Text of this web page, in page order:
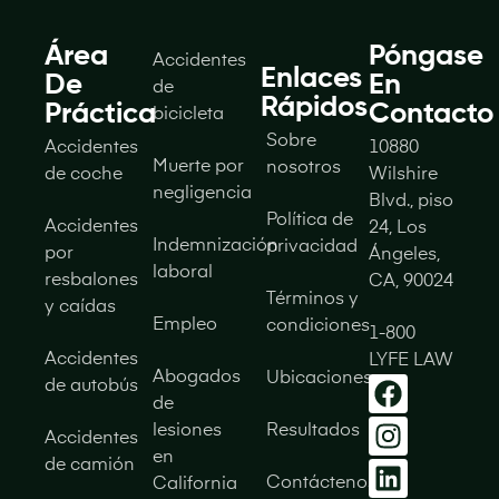
Área
De
Práctica
Accidentes
de coche
Accidentes
por
resbalones
y caídas
Accidentes
de autobús
Accidentes
de camión
Accidentes
de
bicicleta
Muerte por
negligencia
Indemnización
laboral
Empleo
Abogados
de
lesiones
en
California
Enlaces
Rápidos
Sobre
nosotros
Política de
privacidad
Términos y
condiciones
Ubicaciones
Resultados
Contáctenos
Póngase
En
Contacto
10880
Wilshire
Blvd., piso
24, Los
Ángeles,
CA, 90024
1-800
LYFE LAW